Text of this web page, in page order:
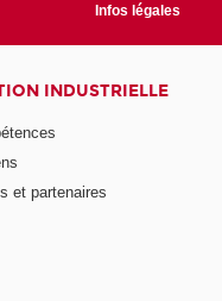
Infos légales
INDUSTRIELLE
et partenaires